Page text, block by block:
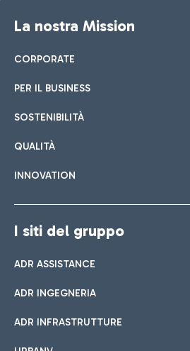
La nostra Mission
CORPORATE
PER IL BUSINESS
SOSTENIBILITÀ
QUALITÀ
INNOVATION
I siti del gruppo
ADR ASSISTANCE
ADR INGEGNERIA
ADR INFRASTRUTTURE